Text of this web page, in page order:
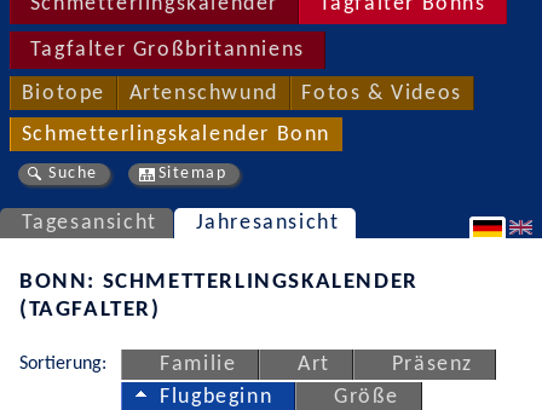
Schmetterlingskalender Tagfalter Bonns
Tagfalter Großbritanniens
Biotope Artenschwund Fotos & Videos
Schmetterlingskalender Bonn
Suche Sitemap
Tagesansicht Jahresansicht
BONN: SCHMETTERLINGSKALENDER
(TAGFALTER)
Sortierung: Familie Art
Präsenz
Flugbeginn
Größe